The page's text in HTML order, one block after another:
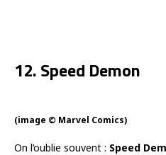
12. Speed Demon
(image © Marvel Comics)
On l’oublie souvent : Speed